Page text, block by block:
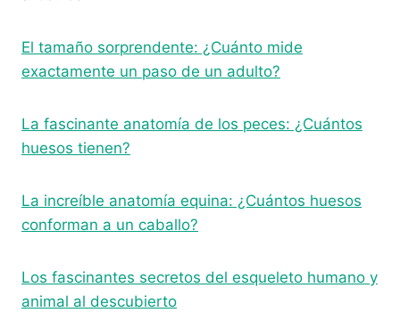
El tamaño sorprendente: ¿Cuánto mide
exactamente un paso de un adulto?
La fascinante anatomía de los peces: ¿Cuántos
huesos tienen?
La increíble anatomía equina: ¿Cuántos huesos
conforman a un caballo?
Los fascinantes secretos del esqueleto humano y
animal al descubierto